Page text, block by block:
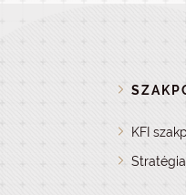
KFI